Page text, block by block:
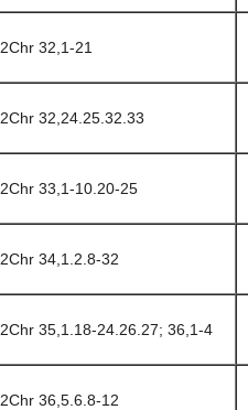
2Chr 32,1-21
2Chr 32,24.25.32.33
2Chr 33,1-10.20-25
2Chr 34,1.2.8-32
2Chr 35,1.18-24.26.27; 36,1-4
2Chr 36,5.6.8-12